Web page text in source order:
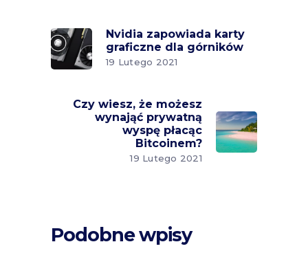
Nvidia zapowiada karty
graficzne dla górników
19 Lutego 2021
Czy wiesz, że możesz
wynająć prywatną
wyspę płacąc
Bitcoinem?
19 Lutego 2021
Podobne wpisy